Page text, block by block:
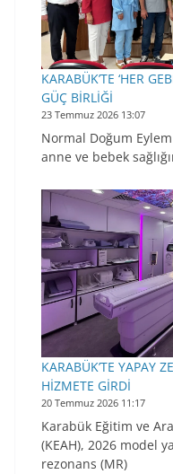
KARABÜK’TE ‘HER
GÜÇ BİRLİĞİ
23 Temmuz 2026 13:07
Normal Doğum Eylem
anne ve bebek
KARABÜK’TE YAPAY
HİZMETE GİRDİ
20 Temmuz 2026 11:17
Karabük Eğitim ve
(KEAH), 2026 model
rezonans (MR)